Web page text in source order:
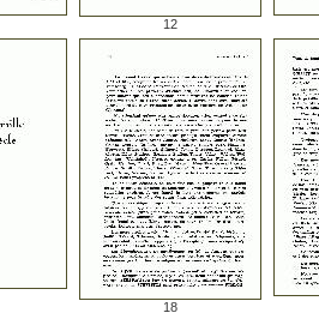
12
18